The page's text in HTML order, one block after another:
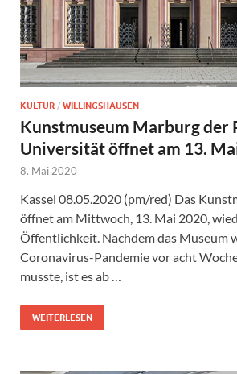
KULTUR / WILLINGSHAUSEN
Kunstmuseum Marburg der
Universität öffnet am 13.
8. Mai 2020
Kassel 08.05.2020 (pm/red) Das
öffnet am Mittwoch, 13. Mai 2020,
Öffentlichkeit. Nachdem das Museum
Coronavirus-Pandemie vor acht
musste, ist es ab …
WEITERLESEN